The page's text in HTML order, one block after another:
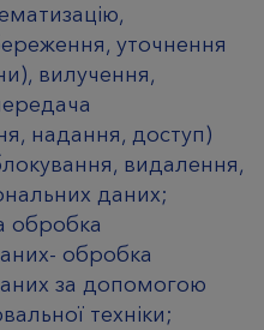
уточнення
вилучення,
надання, доступ)
видалення,
даних;
обробка
обробка
за допомогою
техніки;